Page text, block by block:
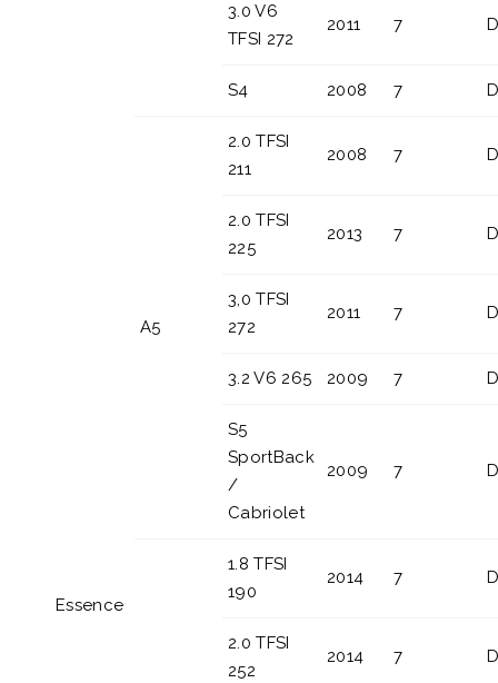
Essence
3.0 V6
TFSI 272
2011 7
S4 2008 7
A5
2.0 TFSI
211
2008 7
2.0 TFSI
225
2013 7
3,0 TFSI
272
2011 7
3.2 V6 265 2009 7
S5
SportBack
/
Cabriolet
2009 7
1.8 TFSI
190
2014 7
2.0 TFSI
252
2014 7